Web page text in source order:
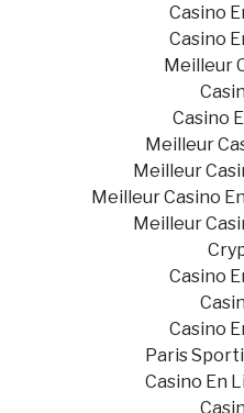
Casino
Casino
Meilleur
Casino
Meilleur
Meilleur
Meilleur Casino
Meilleur
Casino
Casino
Paris
Casino En